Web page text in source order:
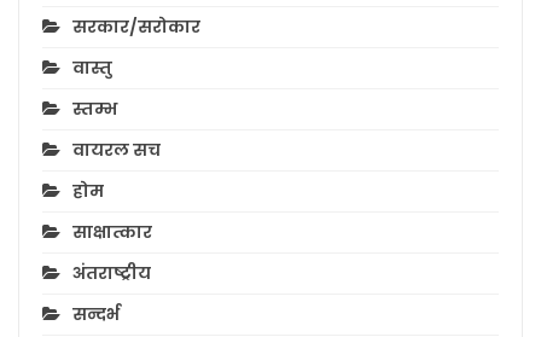
सरकार/सरोकार
वास्तु
स्तम्भ
वायरल सच
होम
साक्षात्कार
अंतराष्ट्रीय
सन्दर्भ